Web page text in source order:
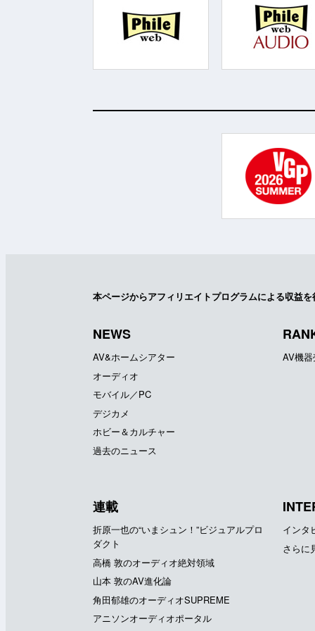
本ページからアフィリエイトプログラムによる収益
NEWS
AV&ホームシアター
オーディオ
モバイル／PC
デジカメ
ホビー＆カルチャー
過去のニュース
AV機
連載
折原一也の“いまシュン！”ビジュアルプロ
ダクト
高橋 敦のオーディオ絶対領域
山本 敦のAV進化論
角田郁雄のオーディオSUPREME
アニソンオーディオポータル
インタ
さらに